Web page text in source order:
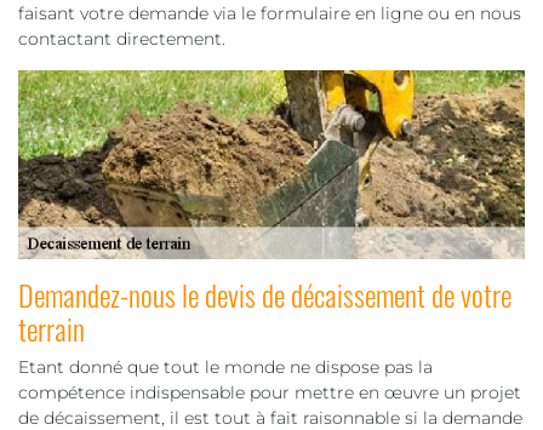
faisant votre demande via le formulaire en ligne ou en nous
contactant directement.
Demandez-nous le devis de décaissement de votre
terrain
Etant donné que tout le monde ne dispose pas la
compétence indispensable pour mettre en œuvre un projet
de décaissement, il est tout à fait raisonnable si la demande